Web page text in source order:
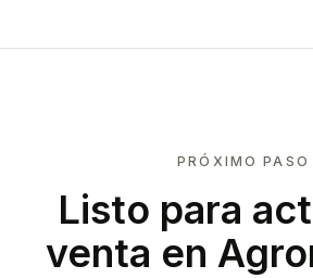
PRÓXIMO PASO
Listo para
venta en